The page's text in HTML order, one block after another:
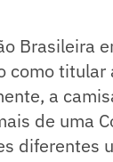
Brasileira
como titular
a
de uma
diferentes